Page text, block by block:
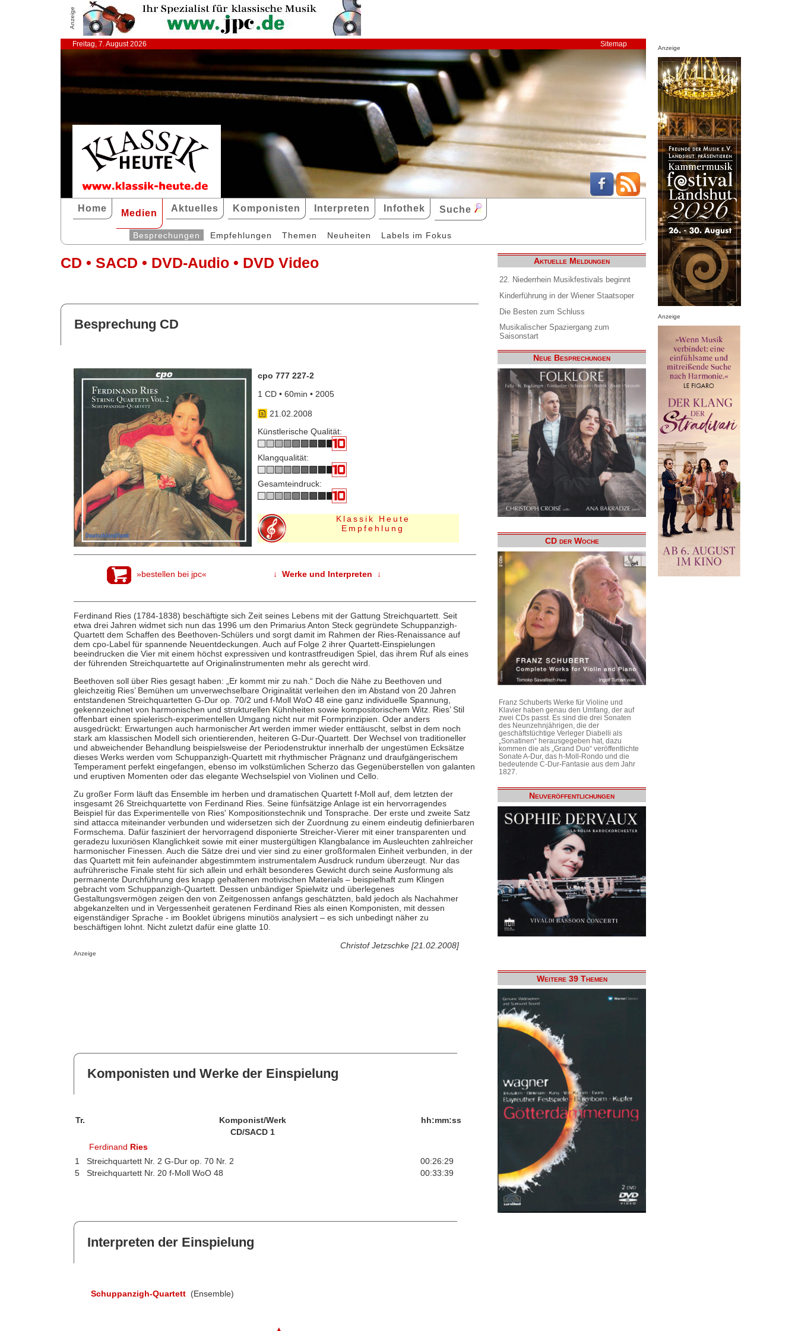
Anzeige
Freitag, 7. August 2026 Sitemap
Home Medien Aktuelles Komponisten Interpreten Infothek Suche
Besprechungen Empfehlungen Themen Neuheiten Labels im Fokus
CD • SACD • DVD-Audio • DVD Video
Besprechung CD
cpo 777 227-2
1 CD • 60min • 2005
21.02.2008
Künstlerische Qualität:
Klangqualität:
Gesamteindruck:
Klassik Heute
Empfehlung
»bestellen bei jpc« ↓ Werke und Interpreten ↓
Ferdinand Ries (1784-1838) beschäftigte sich Zeit seines Lebens mit der Gattung Streichquartett. Seit
etwa drei Jahren widmet sich nun das 1996 um den Primarius Anton Steck gegründete Schuppanzigh-
Quartett dem Schaffen des Beethoven-Schülers und sorgt damit im Rahmen der Ries-Renaissance auf
dem cpo-Label für spannende Neuentdeckungen. Auch auf Folge 2 ihrer Quartett-Einspielungen
beeindrucken die Vier mit einem höchst expressiven und kontrastfreudigen Spiel, das ihrem Ruf als eines
der führenden Streichquartette auf Originalinstrumenten mehr als gerecht wird.
Beethoven soll über Ries gesagt haben: „Er kommt mir zu nah.“ Doch die Nähe zu Beethoven und
gleichzeitig Ries’ Bemühen um unverwechselbare Originalität verleihen den im Abstand von 20 Jahren
entstandenen Streichquartetten G-Dur op. 70/2 und f-Moll WoO 48 eine ganz individuelle Spannung,
gekennzeichnet von harmonischen und strukturellen Kühnheiten sowie kompositorischem Witz. Ries’ Stil
offenbart einen spielerisch-experimentellen Umgang nicht nur mit Formprinzipien. Oder anders
ausgedrückt: Erwartungen auch harmonischer Art werden immer wieder enttäuscht, selbst in dem noch
stark am klassischen Modell sich orientierenden, heiteren G-Dur-Quartett. Der Wechsel von traditioneller
und abweichender Behandlung beispielsweise der Periodenstruktur innerhalb der ungestümen Ecksätze
dieses Werks werden vom Schuppanzigh-Quartett mit rhythmischer Prägnanz und draufgängerischem
Temperament perfekt eingefangen, ebenso im volkstümlichen Scherzo das Gegenüberstellen von galanten
und eruptiven Momenten oder das elegante Wechselspiel von Violinen und Cello.
Zu großer Form läuft das Ensemble im herben und dramatischen Quartett f-Moll auf, dem letzten der
insgesamt 26 Streichquartette von Ferdinand Ries. Seine fünfsätzige Anlage ist ein hervorragendes
Beispiel für das Experimentelle von Ries' Kompositionstechnik und Tonsprache. Der erste und zweite Satz
sind attacca miteinander verbunden und widersetzen sich der Zuordnung zu einem eindeutig definierbaren
Formschema. Dafür fasziniert der hervorragend disponierte Streicher-Vierer mit einer transparenten und
geradezu luxuriösen Klanglichkeit sowie mit einer mustergültigen Klangbalance im Ausleuchten zahlreicher
harmonischer Finessen. Auch die Sätze drei und vier sind zu einer großformalen Einheit verbunden, in der
das Quartett mit fein aufeinander abgestimmtem instrumentalem Ausdruck rundum überzeugt. Nur das
aufrührerische Finale steht für sich allein und erhält besonderes Gewicht durch seine Ausformung als
permanente Durchführung des knapp gehaltenen motivischen Materials – beispielhaft zum Klingen
gebracht vom Schuppanzigh-Quartett. Dessen unbändiger Spielwitz und überlegenes
Gestaltungsvermögen zeigen den von Zeitgenossen anfangs geschätzten, bald jedoch als Nachahmer
abgekanzelten und in Vergessenheit geratenen Ferdinand Ries als einen Komponisten, mit dessen
eigenständiger Sprache - im Booklet übrigens minutiös analysiert – es sich unbedingt näher zu
beschäftigen lohnt. Nicht zuletzt dafür eine glatte 10.
Christof Jetzschke [21.02.2008]
Anzeige
Komponisten und Werke der Einspielung
Tr. Komponist/Werk
hh:mm:ss
CD/SACD 1
Ferdinand Ries
1
Streichquartett Nr. 2 G-Dur op. 70 Nr. 2
00:26:29
5
Streichquartett Nr. 20 f-Moll WoO 48 00:33:39
Interpreten der Einspielung
Schuppanzigh-Quartett (Ensemble)
Aktuelle Meldungen
22. Niederrhein Musikfestivals beginnt
Kinderführung in der Wiener Staatsoper
Die Besten zum Schluss
Musikalischer Spaziergang zum
Saisonstart
Neue Besprechungen
CD der Woche
Franz Schuberts Werke für Violine und
Klavier haben genau den Umfang, der auf
zwei CDs passt. Es sind die drei Sonaten
des Neunzehnjährigen, die der
geschäftstüchtige Verleger Diabelli als
„Sonatinen“ herausgegeben hat, dazu
kommen die als „Grand Duo“ veröffentlichte
Sonate A-Dur, das h-Moll-Rondo und die
bedeutende C-Dur-Fantasie aus dem Jahr
1827.
Neuveröffentlichungen
Weitere 39 Themen
Anzeige
Anzeige